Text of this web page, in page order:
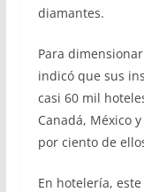
diamantes.
Para
indicó que sus
casi 60 mil
Canadá, México
por ciento de
En hotelería,